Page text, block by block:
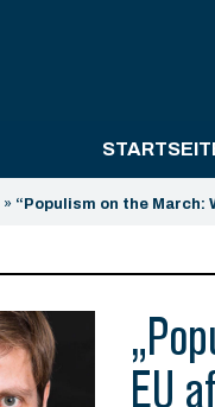
» “Populism on the March:
EU